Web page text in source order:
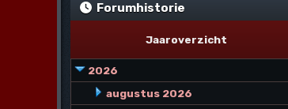
Forumhistorie
Jaaroverzicht
2026
augustus 2026